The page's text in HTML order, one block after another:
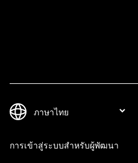
การเข้าสู่ระบบสำหรับผู้พัฒนา